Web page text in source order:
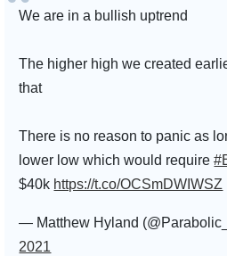
We are in a bullish uptrend
The higher high we created
that
There is no reason to panic as
lower low which would require
$40k https://t.co/OCSmDWIWSZ
— Matthew Hyland
2021